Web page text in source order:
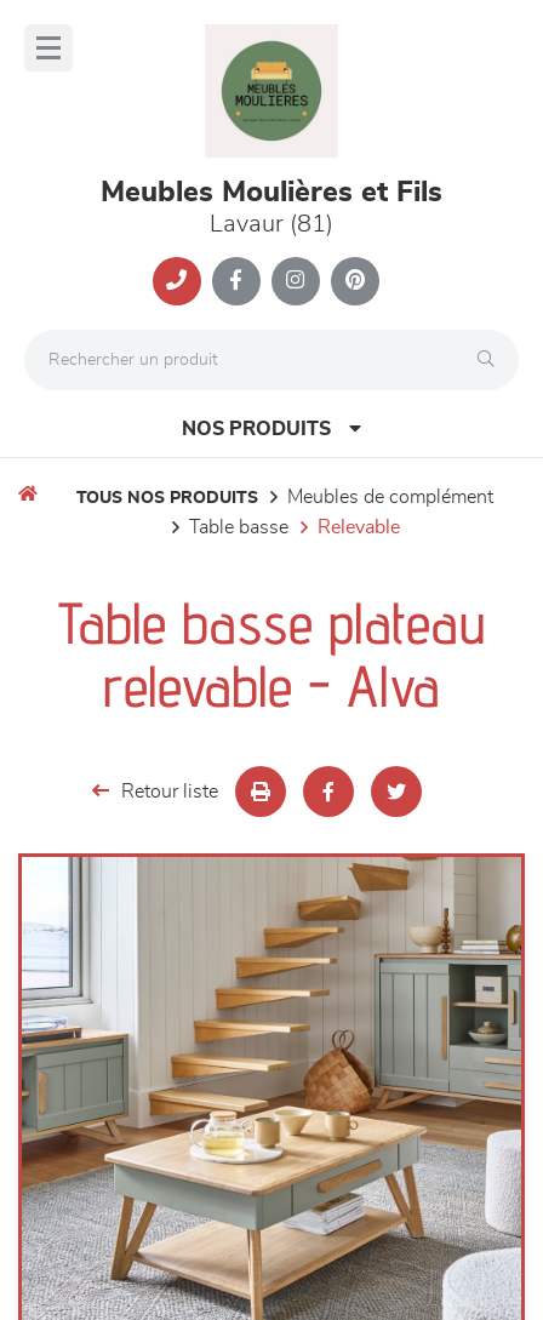
Meubles Moulières et Fils
Lavaur (81)
NOS PRODUITS
séjours
meubles de complément
TOUS NOS PRODUITS
meubles de complément
table basse
relevable
Table basse plateau
relevable - Alva
Retour liste